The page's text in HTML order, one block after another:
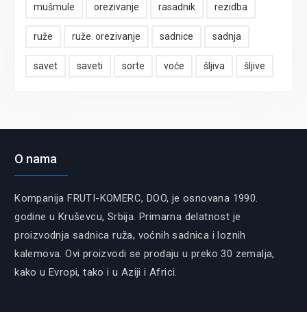
mušmule orezivanje rasadnik rezidba
ruže ruže. orezivanje sadnice sadnja
savet saveti sorte voće šljiva šljive
O nama
Kompanija FRUTI-KOMERC, DOO, je osnovana 1990.
godine u Kruševcu, Srbija. Primarna delatnost je
proizvodnja sadnica ruža, voćnih sadnica i loznih
kalemova. Ovi proizvodi se prodaju u preko 30 zemalja,
kako u Evropi, tako i u Aziji i Africi.